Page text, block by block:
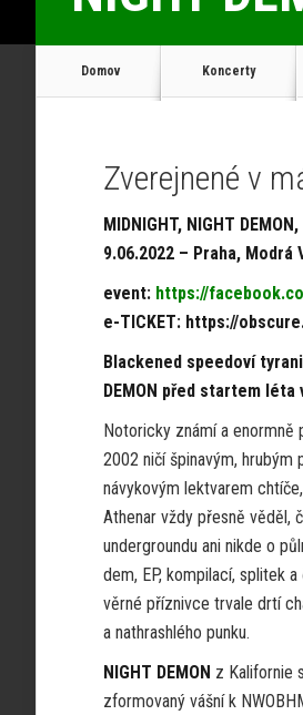
Domov Koncerty
Zverejnené v
MIDNIGHT, NIGHT
9.06.2022 – Praha, Modrá
event: https://
e-TICKET: https://
Blackened speedoví
DEMON před startem
Notoricky známí a enormně
2002 ničí špinavým, hrubým
návykovým lektvarem
Athenar vždy přesně věděl,
undergroundu ani nikde o
dem, EP, kompilací, splitek
věrné příznivce trvale drtí
a nathrashlého punku.
NIGHT DEMON z Kalifornie
zformovaný vášní k